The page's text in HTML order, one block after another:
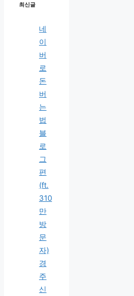
최신글
네
이
버
로
돈
버
는
법
블
로
그
편
(ft.
310
만
방
문
자)
경
주
신